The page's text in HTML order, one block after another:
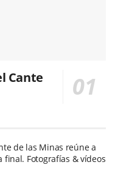
Cante
de las Minas reúne a
final. Fotografías & vídeos